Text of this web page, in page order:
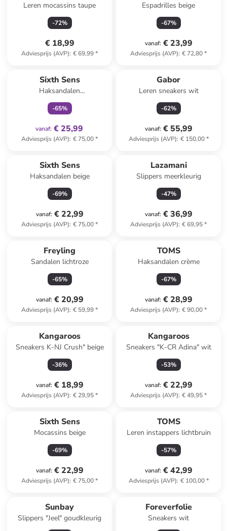
Leren mocassins taupe
-72%
€ 18,99
Adviesprijs (AVP): € 69,99*
Espadrilles beige
-67%
vanaf: € 23,99
Adviesprijs (AVP): € 72,80*
Sixth Sens
Haksandalen
lichtbruin/goudkleurig
-65%
vanaf: € 25,99
Adviesprijs (AVP): € 75,00*
Gabor
Leren sneakers wit
-62%
vanaf: € 55,99
Adviesprijs (AVP): € 150,00*
Sixth Sens
Haksandalen beige
-69%
vanaf: € 22,99
Adviesprijs (AVP): € 75,00*
Lazamani
Slippers meerkleurig
-47%
vanaf: € 36,99
Adviesprijs (AVP): € 69,95*
Freyling
Sandalen lichtroze
-65%
vanaf: € 20,99
Adviesprijs (AVP): € 59,99*
TOMS
Haksandalen crème
-67%
vanaf: € 28,99
Adviesprijs (AVP): € 90,00*
Kangaroos
Sneakers K-NJ Crush" beige
-36%
vanaf: € 18,99
Adviesprijs (AVP): € 29,95*
Kangaroos
Sneakers "K-CR Adina" wit
-53%
vanaf: € 22,99
Adviesprijs (AVP): € 49,95*
Sixth Sens
Mocassins beige
-69%
vanaf: € 22,99
Adviesprijs (AVP): € 75,00*
TOMS
Leren instappers lichtbruin
-57%
vanaf: € 42,99
Adviesprijs (AVP): € 100,00*
Sunbay
Slippers "Jeel" goudkleurig
Foreverfolie
Sneakers wit